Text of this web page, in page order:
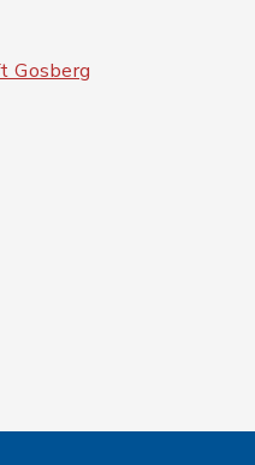
Gosberg